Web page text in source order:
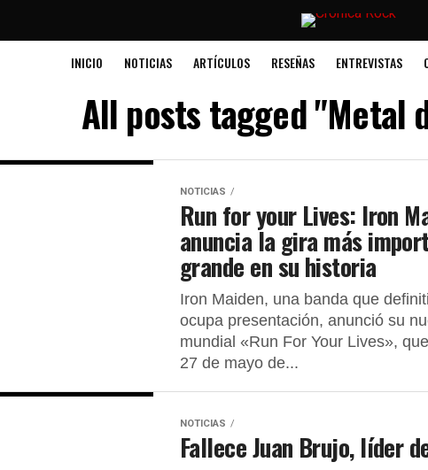
INICIO NOTICIAS ARTÍCULOS RESEÑAS ENTREVISTAS
All posts tagged "Metal
NOTICIAS
Run for your Lives: Iron
anuncia la gira más
grande en su historia
Iron Maiden, una banda que
ocupa presentación, anunció su
mundial «Run For Your Lives»,
27 de mayo de...
NOTICIAS
Fallece Juan Brujo, líder